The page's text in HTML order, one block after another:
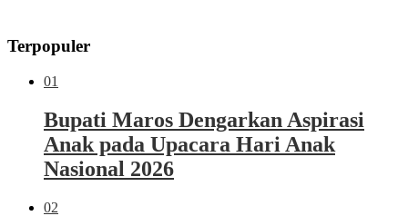
Terpopuler
01
Bupati Maros Dengarkan Aspirasi
Anak pada Upacara Hari Anak
Nasional 2026
02